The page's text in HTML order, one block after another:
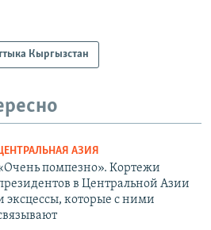
Кыргызстан
АЗИЯ
помпезно». Кортежи
в Центральной Азии
эксцессы, которые с ними